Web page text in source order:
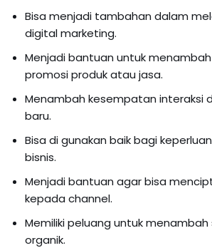
Bisa menjadi tambahan dalam
digital marketing.
Menjadi bantuan untuk
promosi produk atau jasa.
Menambah kesempatan interaksi
baru.
Bisa di gunakan baik bagi
bisnis.
Menjadi bantuan agar bisa
kepada channel.
Memiliki peluang untuk
organik.